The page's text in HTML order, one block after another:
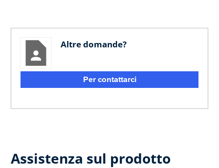
Altre domande?
Per contattarci
Assistenza sul prodotto